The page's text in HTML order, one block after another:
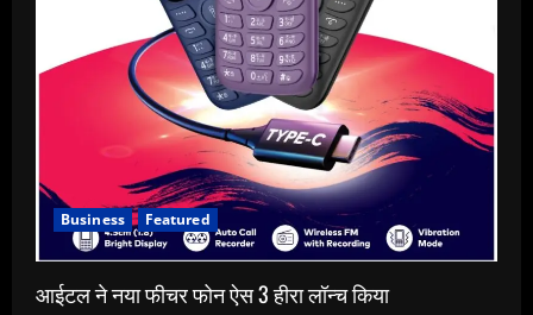
Business Featured
आईटल ने नया फीचर फोन ऐस 3 हीरा लॉन्च किया